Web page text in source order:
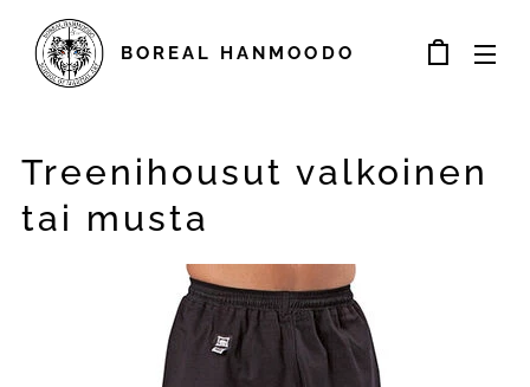
BOREAL HANMOODO
Treenihousut valkoinen
tai musta